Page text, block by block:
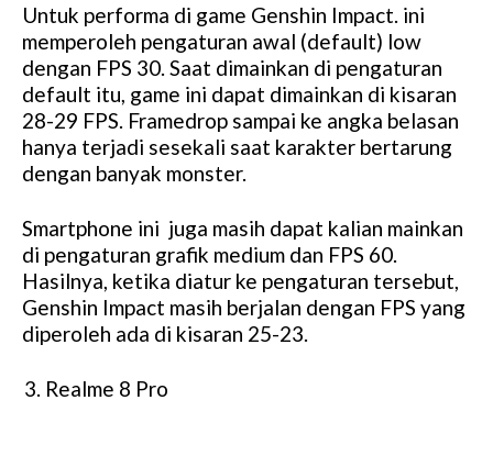
Untuk performa di game Genshin Impact. ini
memperoleh pengaturan awal (default) low
dengan FPS 30. Saat dimainkan di pengaturan
default itu, game ini dapat dimainkan di kisaran
28-29 FPS. Framedrop sampai ke angka belasan
hanya terjadi sesekali saat karakter bertarung
dengan banyak monster.
Smartphone ini juga masih dapat kalian mainkan
di pengaturan grafik medium dan FPS 60.
Hasilnya, ketika diatur ke pengaturan tersebut,
Genshin Impact masih berjalan dengan FPS yang
diperoleh ada di kisaran 25-23.
Realme 8 Pro